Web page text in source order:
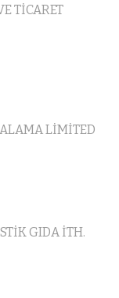
TİCARET
LİMİTED
GIDA İTH.